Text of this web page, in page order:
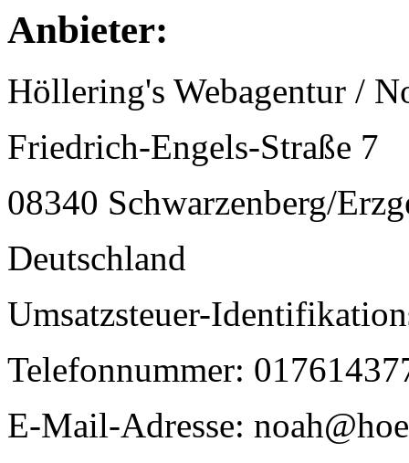
Anbieter:
Höllering's Webagentur /
Friedrich-Engels-Straße 7
08340 Schwarzenberg/
Deutschland
Umsatzsteuer-
Telefonnummer:
E-Mail-Adresse: